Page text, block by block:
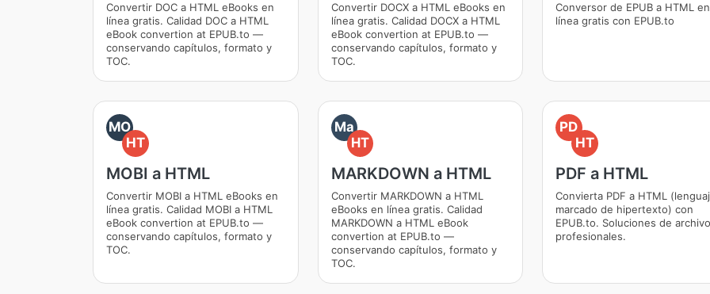
Convertir DOC a HTML eBooks en
línea gratis. Calidad DOC a HTML
eBook convertion at EPUB.to —
conservando capítulos, formato y
TOC.
Convertir DOCX a HTML eBooks en
línea gratis. Calidad DOCX a HTML
eBook convertion at EPUB.to —
conservando capítulos, formato y
TOC.
Conversor de EPUB a HTML en
línea gratis con EPUB.to
MO
HT
MOBI a HTML
Convertir MOBI a HTML eBooks en
línea gratis. Calidad MOBI a HTML
eBook convertion at EPUB.to —
conservando capítulos, formato y
TOC.
Ma
HT
MARKDOWN a HTML
Convertir MARKDOWN a HTML
eBooks en línea gratis. Calidad
MARKDOWN a HTML eBook
convertion at EPUB.to —
conservando capítulos, formato y
TOC.
PD
HT
PDF a HTML
Convierta PDF a HTML
marcado de hipertexto) con
EPUB.to. Soluciones de
profesionales.